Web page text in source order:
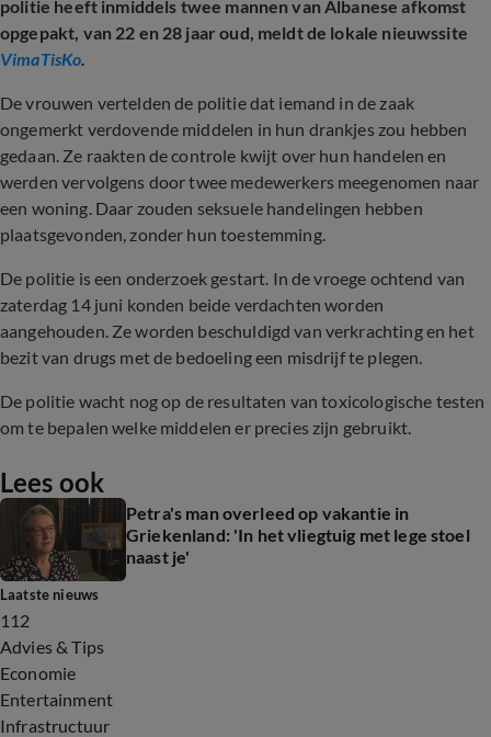
politie heeft inmiddels twee mannen van Albanese afkomst
opgepakt, van 22 en 28 jaar oud, meldt de lokale nieuwssite
VimaTisKo.
De vrouwen vertelden de politie dat iemand in de zaak
ongemerkt verdovende middelen in hun drankjes zou hebben
gedaan. Ze raakten de controle kwijt over hun handelen en
werden vervolgens door twee medewerkers meegenomen naar
een woning. Daar zouden seksuele handelingen hebben
plaatsgevonden, zonder hun toestemming.
De politie is een onderzoek gestart. In de vroege ochtend van
zaterdag 14 juni konden beide verdachten worden
aangehouden. Ze worden beschuldigd van verkrachting en het
bezit van drugs met de bedoeling een misdrijf te plegen.
De politie wacht nog op de resultaten van toxicologische testen
om te bepalen welke middelen er precies zijn gebruikt.
Lees ook
Petra's man overleed op vakantie in
Griekenland: 'In het vliegtuig met lege stoel
naast je'
Laatste nieuws
112
Advies & Tips
Economie
Entertainment
Infrastructuur